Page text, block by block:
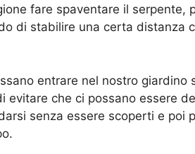
fare spaventare il serpente,
di stabilire una certa distanza
entrare nel nostro giardino
evitare che ci possano essere
senza essere scoperti e poi